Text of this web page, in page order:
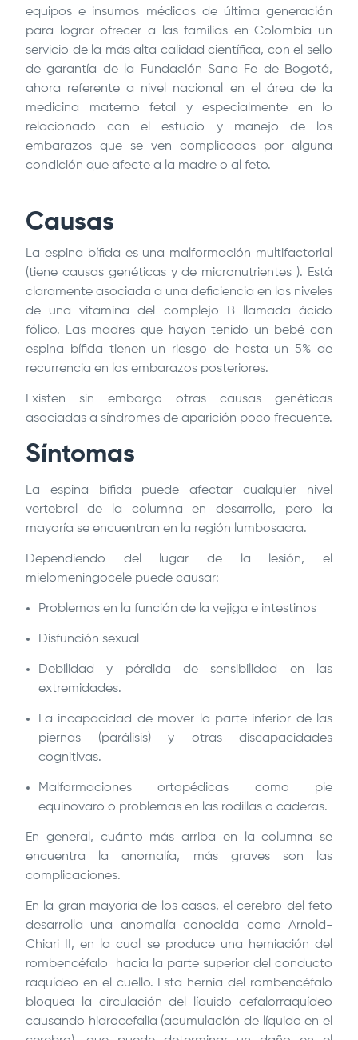
equipos e insumos médicos de última generación
para lograr ofrecer a las familias en Colombia un
servicio de la más alta calidad científica, con el sello
de garantía de la Fundación Sana Fe de Bogotá,
ahora referente a nivel nacional en el área de la
medicina materno fetal y especialmente en lo
relacionado con el estudio y manejo de los
embarazos que se ven complicados por alguna
condición que afecte a la madre o al feto.
Causas
La espina bífida es una malformación multifactorial
(tiene causas genéticas y de micronutrientes ). Está
claramente asociada a una deficiencia en los niveles
de una vitamina del complejo B llamada ácido
fólico. Las madres que hayan tenido un bebé con
espina bífida tienen un riesgo de hasta un 5% de
recurrencia en los embarazos posteriores.
Existen sin embargo otras causas genéticas
asociadas a síndromes de aparición poco frecuente.
Síntomas
La espina bífida puede afectar cualquier nivel
vertebral de la columna en desarrollo, pero la
mayoría se encuentran en la región lumbosacra.
Dependiendo del lugar de la lesión, el
mielomeningocele puede causar:
Problemas en la función de la vejiga e intestinos
Disfunción sexual
Debilidad y pérdida de sensibilidad en las
extremidades.
La incapacidad de mover la parte inferior de las
piernas (parálisis) y otras discapacidades
cognitivas.
Malformaciones ortopédicas como pie
equinovaro o problemas en las rodillas o caderas.
En general, cuánto más arriba en la columna se
encuentra la anomalía, más graves son las
complicaciones.
En la gran mayoría de los casos, el cerebro del feto
desarrolla una anomalía conocida como Arnold-
Chiari II, en la cual se produce una herniación del
rombencéfalo hacia la parte superior del conducto
raquídeo en el cuello. Esta hernia del rombencéfalo
bloquea la circulación del líquido cefalorraquídeo
causando hidrocefalia (acumulación de líquido en el